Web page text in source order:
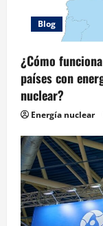
Blog
¿Cómo
países con
nuclear?
Energía nuclear